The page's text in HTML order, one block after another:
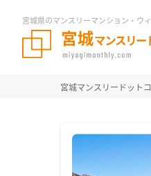
宮城県のマンスリーマンション・ウ
宮城マンスリードット